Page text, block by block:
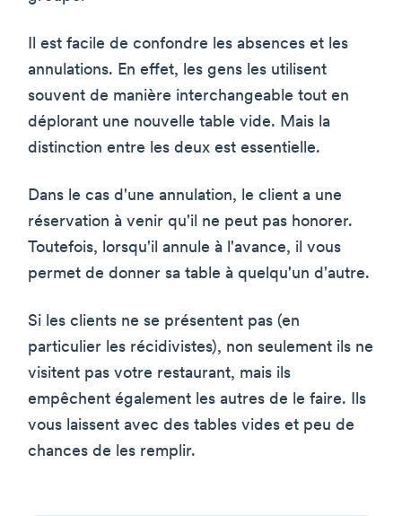
Il est facile de confondre les absences et les
annulations. En effet, les gens les utilisent
souvent de manière interchangeable tout en
déplorant une nouvelle table vide. Mais la
distinction entre les deux est essentielle.
Dans le cas d'une annulation, le client a une
réservation à venir qu'il ne peut pas honorer.
Toutefois, lorsqu'il annule à l'avance, il vous
permet de donner sa table à quelqu'un d'autre.
Si les clients ne se présentent pas (en
particulier les récidivistes), non seulement ils ne
visitent pas votre restaurant, mais ils
empêchent également les autres de le faire. Ils
vous laissent avec des tables vides et peu de
chances de les remplir.